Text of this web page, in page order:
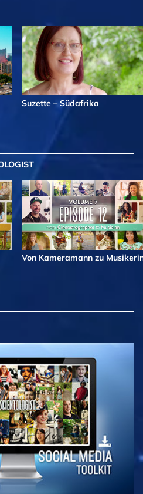
Suzette – Südafrika
Von Kameramann zu